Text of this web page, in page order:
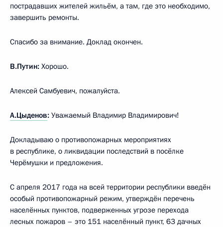
пострадавших жителей жильём, а там, где это необходимо,
завершить ремонты.
Спасибо за внимание. Доклад окончен.
В.Путин: Хорошо.
Алексей Самбуевич, пожалуйста.
А.Цыденов: Уважаемый Владимир Владимирович!
Докладываю о противопожарных мероприятиях
в республике, о ликвидации последствий в посёлке
Черёмушки и предложения.
С апреля 2017 года на всей территории республики введён
особый противопожарный режим, утверждён перечень
населённых пунктов, подверженных угрозе перехода
лесных пожаров – это 151 населённый пункт, 63 дачных